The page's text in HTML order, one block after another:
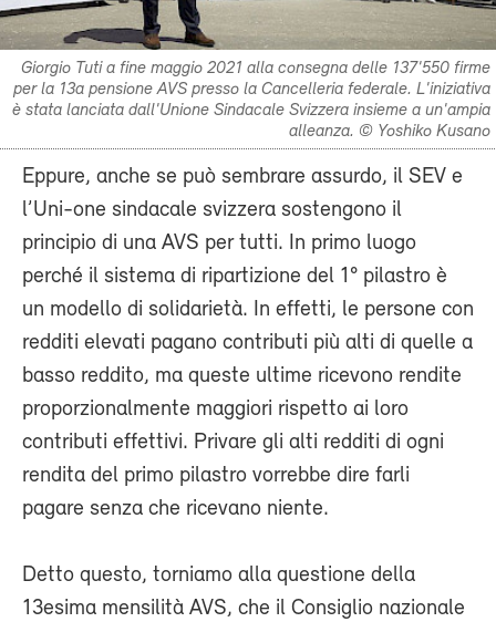
Giorgio Tuti a fine maggio 2021 alla consegna delle 137'550 firme
per la 13a pensione AVS presso la Cancelleria federale. L'iniziativa
è stata lanciata dall'Unione Sindacale Svizzera insieme a un'ampia
alleanza. © Yoshiko Kusano
Eppure, anche se può sembrare assurdo, il SEV e
l’Uni-one sindacale svizzera sostengono il
principio di una AVS per tutti. In primo luogo
perché il sistema di ripartizione del 1° pilastro è
un modello di solidarietà. In effetti, le persone con
redditi elevati pagano contributi più alti di quelle a
basso reddito, ma queste ultime ricevono rendite
proporzionalmente maggiori rispetto ai loro
contributi effettivi. Privare gli alti redditi di ogni
rendita del primo pilastro vorrebbe dire farli
pagare senza che ricevano niente.
Detto questo, torniamo alla questione della
13esima mensilità AVS, che il Consiglio nazionale